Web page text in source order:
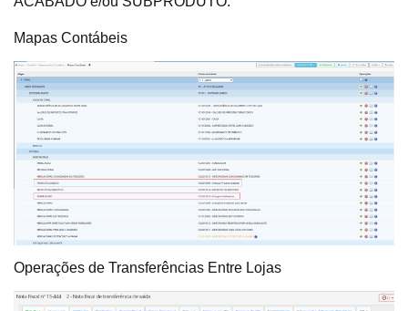
Mapas Contábeis
Operações de Transferências Entre Lojas